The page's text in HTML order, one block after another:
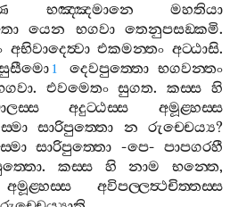
භඤ‍්ඤමානෙ
මහතියා
යෙන භගවා තෙනුපසඞ‍්කමි.
අභිවාදෙත්‍වා එකමන‍්තං අට‍්ඨාසි.
1 දෙවපුත‍්තො භගවන‍්තං
. එවමෙතං සුගත.කස‍්ස හි
අදුට‍්ඨස‍්ස
අමූළ‍්හස‍්ස
සාරිපුත‍්තො න රුච‍්චෙය්‍ය?
සාරිපුත‍්තො -පෙ-පාපගරහී
.කස‍්ස හි නාම භන‍්තෙ,
අමූළ‍්හස‍්ස
අවිපල‍්ලත්‍ථචිත‍්තස‍්ස